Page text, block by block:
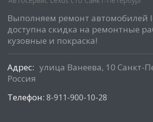
Выполняем ремонт автомобилей
доступна скидка на ремонтные
кузовные и покраска!
Адрес: улица Ванеева, 10 Санкт-
Россия
Телефон: 8-911-900-10-28